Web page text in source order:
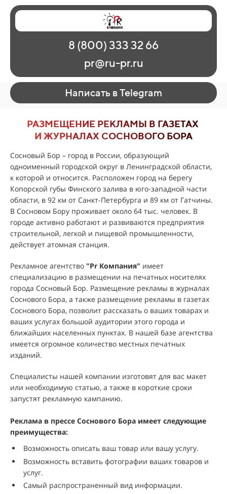
Главная
Наши работы
О рекламе
Регионы
Контакты
8 (800) 333 32 66
pr@ru-pr.ru
Написать в Telegram
РАЗМЕЩЕНИЕ РЕКЛАМЫ В ГАЗЕТАХ
И ЖУРНАЛАХ СОСНОВОГО БОРА
Сосновый Бор – город в России, образующий
одноименный городской округ в Ленинградской области,
к которой и относится. Расположен город на берегу
Копорской губы Финского залива в юго-западной части
области, в 92 км от Санкт-Петербурга и 89 км от Гатчины.
В Сосновом Бору проживает около 64 тыс. человек. В
городе активно работают и развиваются предприятия
строительной, легкой и пищевой промышленности,
действует атомная станция.
Рекламное агентство "Pr Компания" имеет
специализацию в размещении на печатных носителях
города Сосновый Бор. Размещение рекламы в журналах
Соснового Бора, а также размещение рекламы в газетах
Соснового Бора, позволит рассказать о ваших товарах и
ваших услугах большой аудитории этого города и
ближайших населенных пунктах. В нашей базе агентства
имеется огромное количество местных печатных
изданий.
Специалисты нашей компании изготовят для вас макет
или необходимую статью, а также в короткие сроки
запустят рекламную кампанию.
Реклама в прессе Соснового Бора имеет следующие
преимущества:
Возможность описать ваш товар или вашу услугу.
Возможность вставить фотографии ваших товаров и
услуг.
Самый распространенный вид информации.